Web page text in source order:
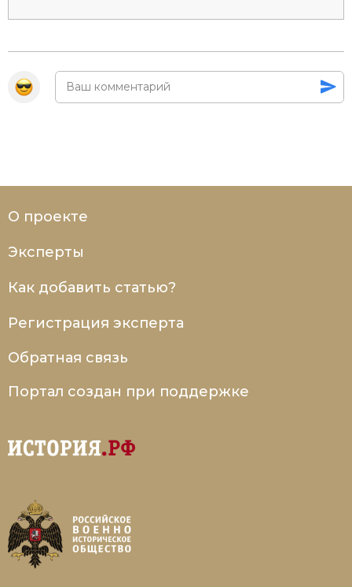
О проекте
Эксперты
Как добавить статью?
Регистрация эксперта
Обратная связь
Портал создан при поддержке